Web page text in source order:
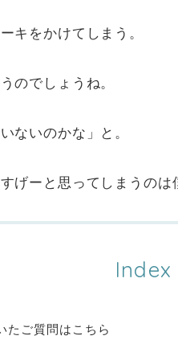
キをかけてしまう。
のでしょうね。
ないのかな」と。
げーと思ってしまうのは
Index
たご質問はこちら